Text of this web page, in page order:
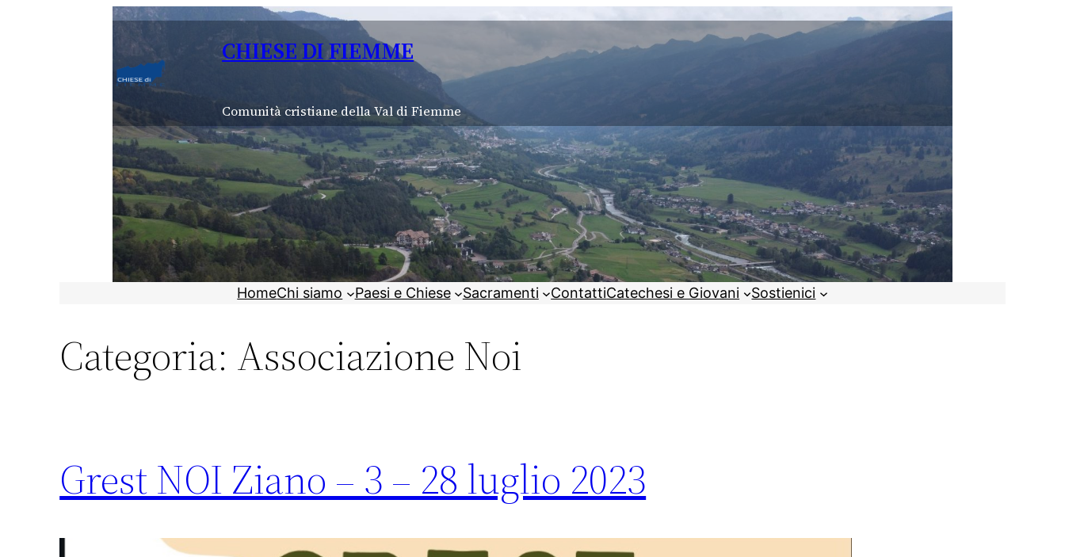
CHIESE DI FIEMME
Comunità cristiane della Val di Fiemme
HomeChi siamo Paesi e Chiese Sacramenti ContattiCatechesi e Giovani Sostienici
Categoria: Associazione Noi
Grest NOI Ziano – 3 – 28 luglio 2023